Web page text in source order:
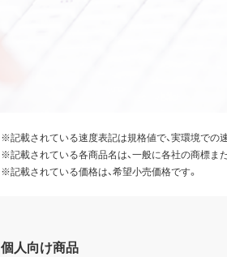
※記載されている速度表記は規格値で、実環境での
※記載されている各商品名は、一般に各社の商標ま
※記載されている価格は、希望小売価格です。
個人向け商品